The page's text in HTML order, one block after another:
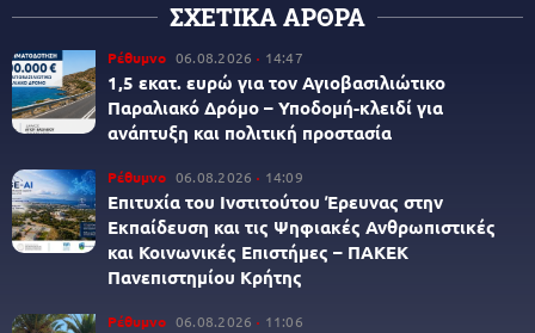
ΣΧΕΤΙΚΑ ΑΡΘΡΑ
Ρέθυμνο 06.08.2026 14:47
1,5 εκατ. ευρώ για τον Αγιοβασιλιώτικο
Παραλιακό Δρόμο – Υποδομή-κλειδί για
ανάπτυξη και πολιτική προστασία
Ρέθυμνο 06.08.2026 14:09
Επιτυχία του Ινστιτούτου Έρευνας στην
Εκπαίδευση και τις Ψηφιακές Ανθρωπιστικές
και Κοινωνικές Επιστήμες – ΠΑΚΕΚ
Πανεπιστημίου Κρήτης
Ρέθυμνο 06.08.2026 11:06